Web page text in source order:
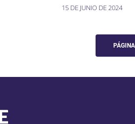
15 DE JUNIO DE 2024